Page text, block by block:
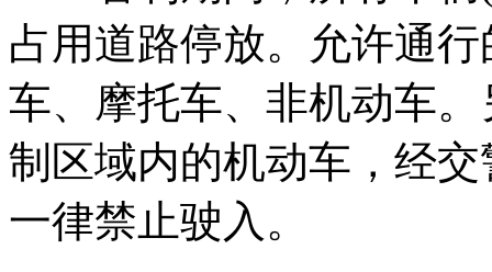
占用道路停放。允许通
车、摩托车、非机动车
制区域内的机动车，经
一律禁止驶入。